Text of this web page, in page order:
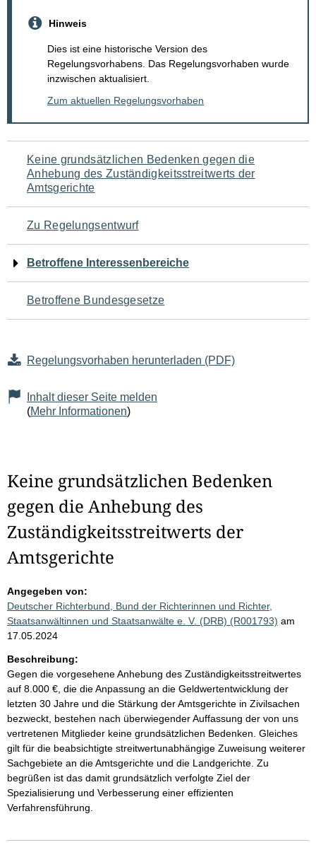
Hinweis
Dies ist eine historische Version des
Regelungsvorhabens. Das Regelungsvorhaben wurde
inzwischen aktualisiert.
Zum aktuellen Regelungsvorhaben
Navigation
für
den
Seiteninhalt
Keine grundsätzlichen Bedenken gegen die
Anhebung des Zuständigkeitsstreitwerts der
Amtsgerichte
Zu Regelungsentwurf
Betroffene Interessenbereiche
Betroffene Bundesgesetze
Regelungsvorhaben herunterladen (PDF)
Inhalt dieser Seite melden
(Mehr Informationen)
Keine grundsätzlichen Bedenken
gegen die Anhebung des
Zuständigkeitsstreitwerts der
Amtsgerichte
Angegeben von:
Deutscher Richterbund, Bund der Richterinnen und Richter,
Staatsanwältinnen und Staatsanwälte e. V. (DRB) (R001793) am
17.05.2024
Beschreibung:
Gegen die vorgesehene Anhebung des Zuständigkeitsstreitwertes
auf 8.000 €, die die Anpassung an die Geldwertentwicklung der
letzten 30 Jahre und die Stärkung der Amtsgerichte in Zivilsachen
bezweckt, bestehen nach überwiegender Auffassung der von uns
vertretenen Mitglieder keine grundsätzlichen Bedenken. Gleiches
gilt für die beabsichtigte streitwertunabhängige Zuweisung weiterer
Sachgebiete an die Amtsgerichte und die Landgerichte. Zu
begrüßen ist das damit grundsätzlich verfolgte Ziel der
Spezialisierung und Verbesserung einer effizienten
Verfahrensführung.